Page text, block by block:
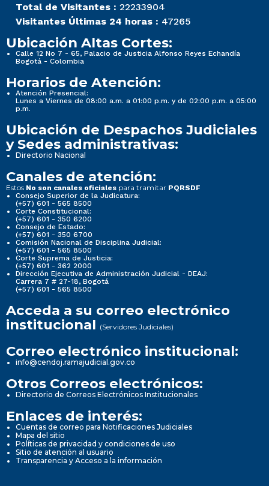
Total de Visitantes : 22233904
Visitantes Últimas 24 horas : 47265
Ubicación Altas Cortes:
Calle 12 No 7 - 65, Palacio de Justicia Alfonso Reyes Echandía
Bogotá - Colombia
Horarios de Atención:
Atención Presencial:
Lunes a Viernes de 08:00 a.m. a 01:00 p.m. y de 02:00 p.m. a 05:00
p.m.
Ubicación de Despachos Judiciales
y Sedes administrativas:
Directorio Nacional
Canales de atención:
Estos No son canales oficiales para tramitar PQRSDF
Consejo Superior de la Judicatura:
(+57) 601 - 565 8500
Corte Constitucional:
(+57) 601 - 350 6200
Consejo de Estado:
(+57) 601 - 350 6700
Comisión Nacional de Disciplina Judicial:
(+57) 601 - 565 8500
Corte Suprema de Justicia:
(+57) 601 - 362 2000
Dirección Ejecutiva de Administración Judicial - DEAJ:
Carrera 7 # 27-18, Bogotá
(+57) 601 - 565 8500
Acceda a su correo electrónico
institucional (Servidores Judiciales)
Correo electrónico institucional:
info@cendoj.ramajudicial.gov.co
Otros Correos electrónicos:
Directorio de Correos Electrónicos Institucionales
Enlaces de interés:
Cuentas de correo para Notificaciones Judiciales
Mapa del sitio
Políticas de privacidad y condiciones de uso
Sitio de atención al usuario
Transparencia y Acceso a la información